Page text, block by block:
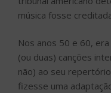
música fosse
Nos anos 50 e 60,
(ou duas) canções
não) ao seu
fizesse uma